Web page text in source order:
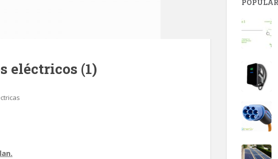
eléctricos (1)